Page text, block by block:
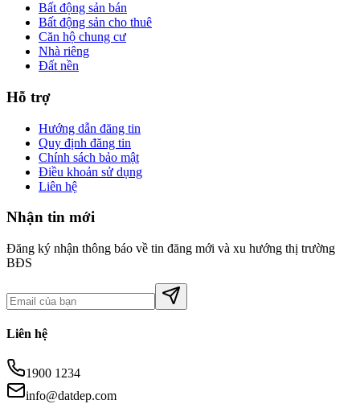
Bất động sản bán
Bất động sản cho thuê
Căn hộ chung cư
Nhà riêng
Đất nền
Hỗ trợ
Hướng dẫn đăng tin
Quy định đăng tin
Chính sách bảo mật
Điều khoản sử dụng
Liên hệ
Nhận tin mới
Đăng ký nhận thông báo về tin đăng mới và xu hướng thị trường
BĐS
Liên hệ
1900 1234
info@datdep.com